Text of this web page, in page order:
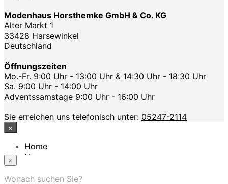
Modenhaus Horsthemke GmbH & Co. KG
Alter Markt 1
33428 Harsewinkel
Deutschland
Öffnungszeiten
Mo.-Fr. 9:00 Uhr - 13:00 Uhr & 14:30 Uhr - 18:30 Uhr
Sa. 9:00 Uhr - 14:00 Uhr
Adventssamstage 9:00 Uhr - 16:00 Uhr
Sie erreichen uns telefonisch unter: 05247-2114
×
Home
News
App
×
Wonach suchen Sie?